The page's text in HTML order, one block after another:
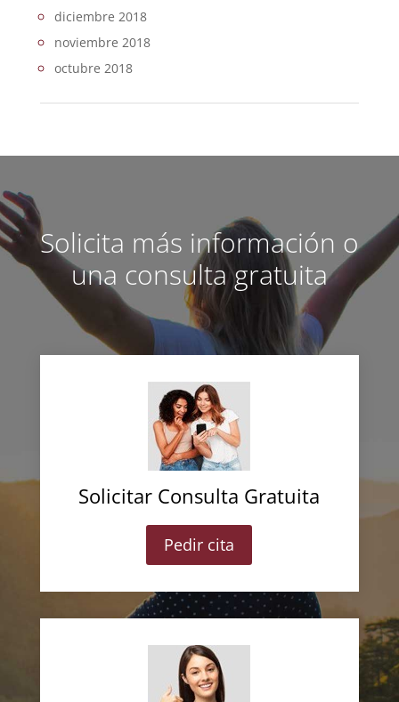
diciembre 2018
noviembre 2018
octubre 2018
Solicita más información o
una consulta gratuita
Solicitar Consulta Gratuita
Pedir cita